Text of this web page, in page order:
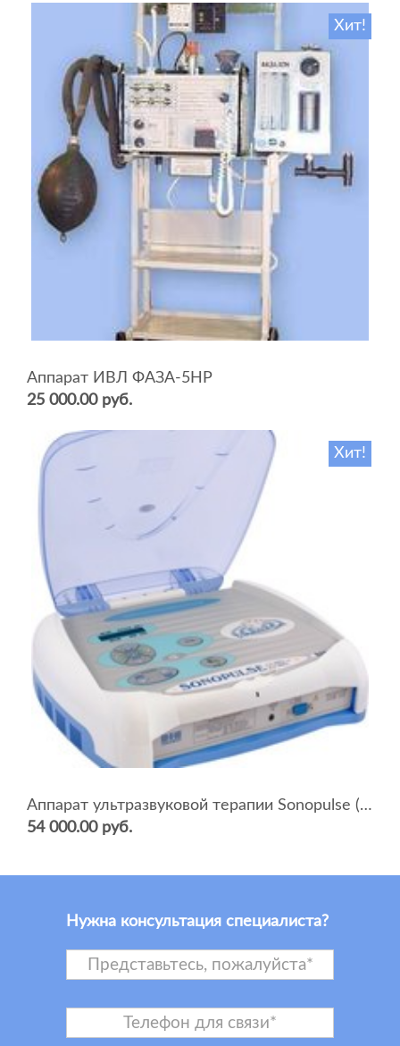
Хит!
Аппарат ИВЛ ФАЗА-5НР
25 000.00 руб.
Хит!
Аппарат ультразвуковой терапии Sonopulse (мультичастотный 1 и 3 Мгц)
54 000.00 руб.
Нужна консультация специалиста?